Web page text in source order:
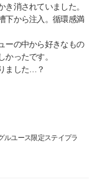
消されていました。
下から注入。循環感満
ーの中から好きなもの
ったです。
ました…？
ルユース限定ステイプラ